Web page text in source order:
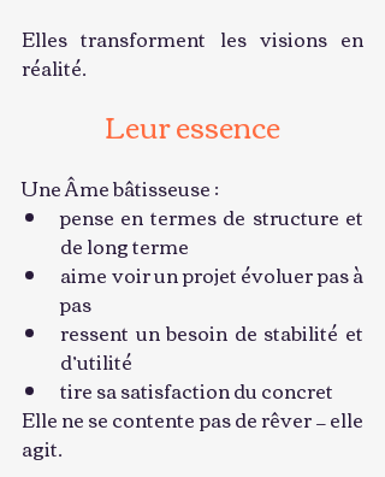
Elles transforment les visions en
réalité.
Leur essence
Une Âme bâtisseuse :
pense en termes de structure et
de long terme
aime voir un projet évoluer pas à
pas
ressent un besoin de stabilité et
d’utilité
tire sa satisfaction du concret
Elle ne se contente pas de rêver — elle
agit.